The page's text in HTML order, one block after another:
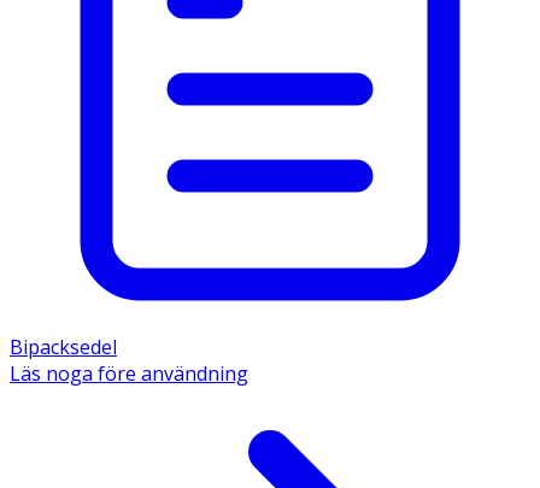
Bipacksedel
Läs noga före användning